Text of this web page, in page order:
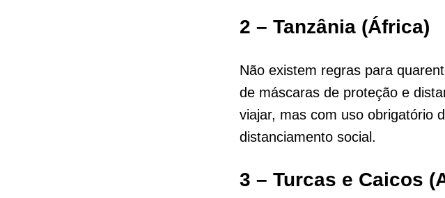
2 – Tanzânia (África)
Não existem regras para
de máscaras de proteção e
viajar, mas com uso obrigatório
distanciamento social.
3 – Turcas e Caicos